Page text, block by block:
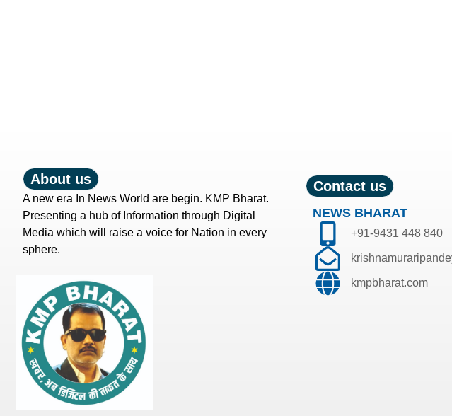
About us
A new era In News World are begin. KMP Bharat.
Presenting a hub of Information through Digital
Media which will raise a voice for Nation in every
sphere.
Contact us
NEWS BHARAT
+91-9431 448 840
kmpbharat.com